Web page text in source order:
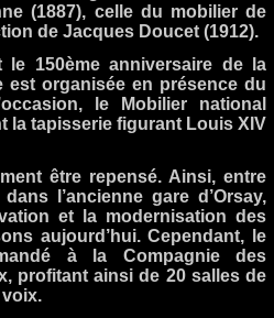
(1887), celle du mobilier de
de Jacques Doucet (1912).
150ème anniversaire de la
est organisée en présence du
le Mobilier national
la tapisserie figurant Louis XIV
être repensé. Ainsi, entre
l’ancienne gare d’Orsay,
et la modernisation des
aujourd’hui. Cependant, le
à la Compagnie des
profitant ainsi de 20 salles de